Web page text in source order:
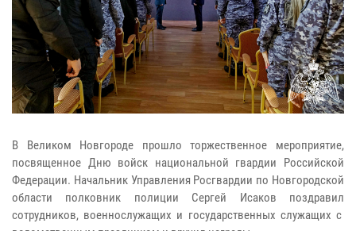
В Великом Новгороде прошло торжественное мероприятие,
посвященное Дню войск национальной гвардии Российской
Федерации. Начальник Управления Росгвардии по Новгородской
области полковник полиции Сергей Исаков поздравил
сотрудников, военнослужащих и государственных служащих с